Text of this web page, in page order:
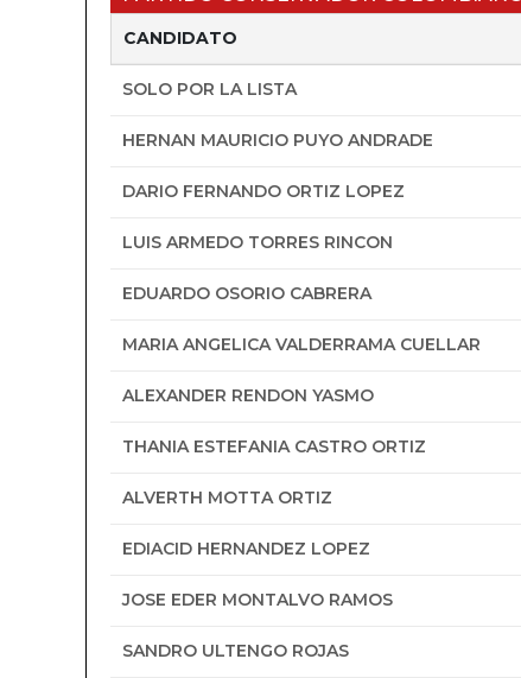
CANDIDATO
SOLO POR LA LISTA
HERNAN MAURICIO PUYO ANDRADE
DARIO FERNANDO ORTIZ LOPEZ
LUIS ARMEDO TORRES RINCON
EDUARDO OSORIO CABRERA
MARIA ANGELICA VALDERRAMA CUELLAR
ALEXANDER RENDON YASMO
THANIA ESTEFANIA CASTRO ORTIZ
ALVERTH MOTTA ORTIZ
EDIACID HERNANDEZ LOPEZ
JOSE EDER MONTALVO RAMOS
SANDRO ULTENGO ROJAS